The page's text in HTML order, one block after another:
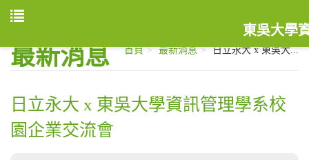
東吳大學
最新消息 首頁 最新消息 日立永大 x 東吳大...
日立永大 x 東吳大學資訊管理學系校
園企業交流會